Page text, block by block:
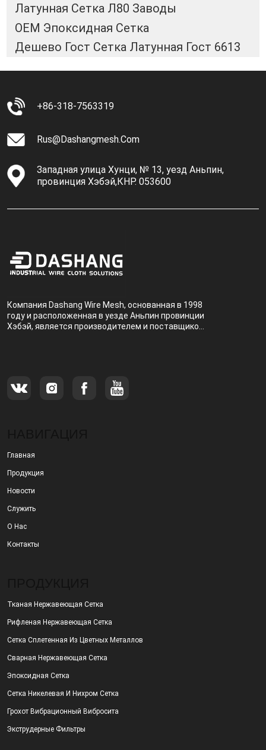
Латунная Сетка Л80 Заводы
OEM Эпоксидная Сетка
Дешево Гост Сетка Латунная Гост 6613
+86-318-7563319
Rus@dashangmesh.com
Западная улица Хунци, № 13, уезд Аньпин,
провинция Хэбэй,КНР. 053600
Компания Dashang Wire Mesh, основанная в 1998
году и расположенная в уезде Аньпин провинции
Хэбэй, является производителем и поставщиком,
Главная
Продукция
Новости
Служить
О Нас
Контакты
Тканая Нержавеющая Сетка
Рифленая Нержавеющая Сетка
Сетка Сплетенная Из Цветных Металлов
Сварная Нержавеющая Сетка
Эпоксидная Сетка
Сетка Никелевая И Нихром Сетка
Грохот Вибрационный Вибросита
Экструдерные Фильтры